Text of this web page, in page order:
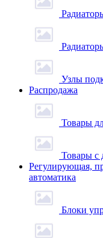
Узлы
Распродажа
Товары
Товары с
Регулирующая,
автоматика
Блоки